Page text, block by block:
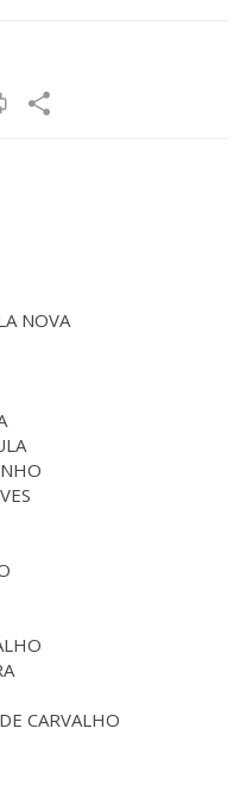
Print
NOVA
CARVALHO